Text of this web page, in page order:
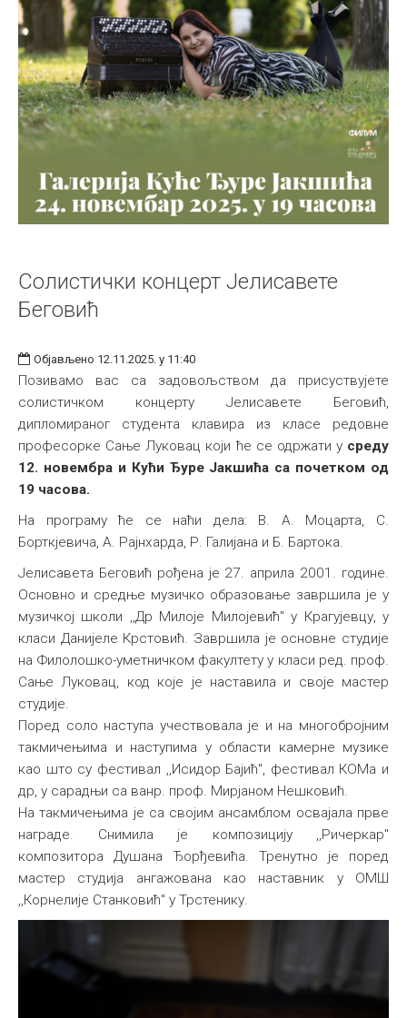
Солистички концерт Јелисавете
Беговић
Објављено 12.11.2025. у 11:40
Позивамо вас са задовољством да присуствујете
солистичком концерту Јелисавете Беговић,
дипломираног студента клавира из класе редовне
професорке Сање Луковац који ће се одржати у среду
12. новембра и Кући Ђуре Јакшића са почетком од
19 часова.
На програму ће се наћи дела: В. A. Moцарта, С.
Борткјевича, А. Рајнхарда, Р. Галијана и Б. Бартока.
Јелисавета Беговић рођена је 27. априла 2001. године.
Основно и средње музичко образовање завршила је у
музичкој школи ,,Др Милоје Милојевић" у Крагујевцу, у
класи Данијеле Крстовић. Завршила је основне студије
нa Филолошко-уметничком факултету у класи ред. проф.
Сање Луковац, код које је наставила и своје мастер
студије.
Поред соло наступа учествовала је и на многобројним
такмичењима и наступима у области камерне музике
као што су фестивал ,,Исидор Бајић", фестивал КОМа и
др, у сарадњи са ванр. проф. Мирјаном Нешковић.
На такмичењима је са својим ансамблом освајала прве
награде. Снимила је композицију ,,Ричеркар"
композитора Душана Ђорђевића. Тренутно је поред
мастер студија ангажована као наставник у ОМШ
,,Корнелије Станковић" у Трстенику.